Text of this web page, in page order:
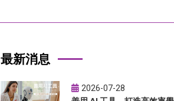
最新消息
2026-07-28